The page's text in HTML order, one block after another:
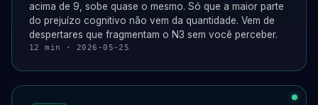
acima de 9, sobe quase o mesmo. Só que a maior parte
do prejuízo cognitivo não vem da quantidade. Vem de
despertares que fragmentam o N3 sem você perceber.
12 min · 2026-05-25